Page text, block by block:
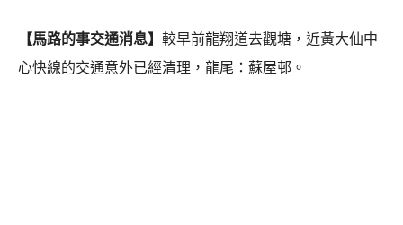
【馬路的事交通消息】 較早前龍翔道去觀塘，近黃大仙中
心快線的交通意外已經清理，龍尾：蘇屋邨。